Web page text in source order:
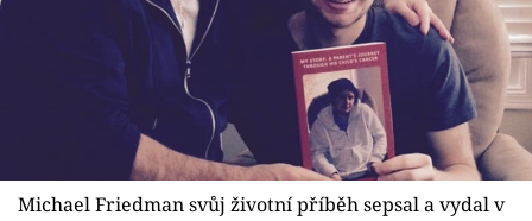
Michael Friedman svůj životní příběh sepsal a vydal v